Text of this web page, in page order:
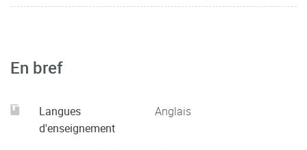
En bref
Langues
d'enseignement
Anglais